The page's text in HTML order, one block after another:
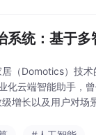
系统：基于
（Domotics）技
化云端智能助手，
增长以及用户对场